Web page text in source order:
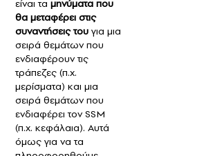
είναι τα μηνύματα που
θα μεταφέρει στις
συναντήσεις του για μια
σειρά θεμάτων που
ενδιαφέρουν τις
τράπεζες (π.χ.
μερίσματα) και μια
σειρά θεμάτων που
ενδιαφέρει τον SSM
(π.χ. κεφάλαια). Αυτά
όμως για να τα